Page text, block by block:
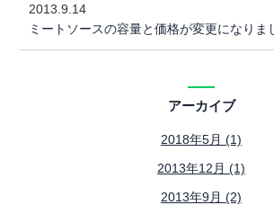
2013.9.14
ミートソースの容量と価格が変更になり
アーカイブ
2018年5月 (1)
2013年12月 (1)
2013年9月 (2)